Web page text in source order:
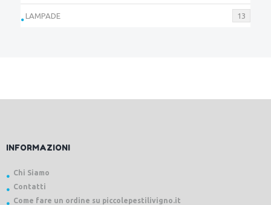
LAMPADE 13
INFORMAZIONI
Chi Siamo
Contatti
Come fare un ordine su piccolepestilivigno.it